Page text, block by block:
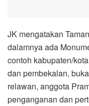
JK mengatakan
dalamnya ada
contoh kabupaten/
dan pembekalan,
relawan, anggota
penganganan dan